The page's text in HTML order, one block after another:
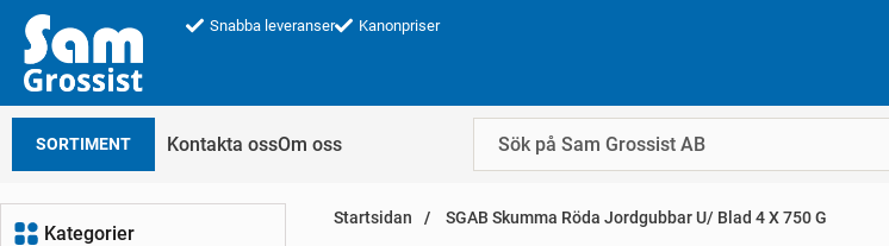
Snabba leveranser Kanonpriser
SORTIMENT Kontakta ossOm oss
Kategorier
Startsidan SGAB Skumma Röda Jordgubbar U/ Blad 4 X 750 G